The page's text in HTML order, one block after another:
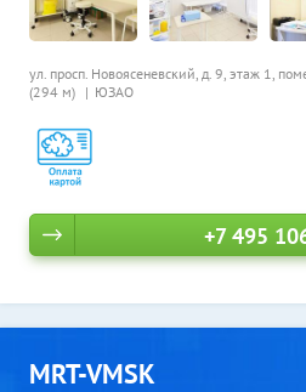
ул. просп. Новоясеневский, д. 9, этаж 1,
(294 м)
ЮЗАО
+7 495
MRT-VMSK